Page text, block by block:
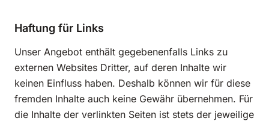
Haftung für Links
Unser Angebot enthält gegebenenfalls Links zu
externen Websites Dritter, auf deren Inhalte wir
keinen Einfluss haben. Deshalb können wir für diese
fremden Inhalte auch keine Gewähr übernehmen. Für
die Inhalte der verlinkten Seiten ist stets der jeweilige